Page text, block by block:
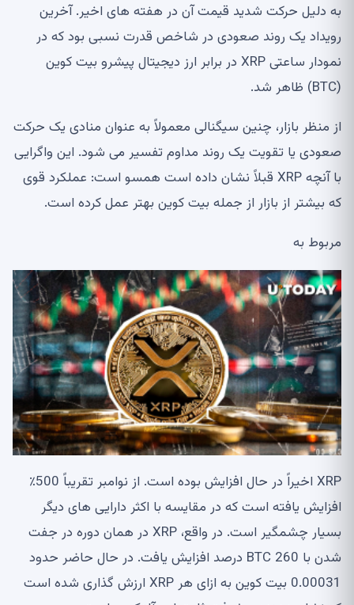
به دلیل حرکت شدید قیمت آن در هفته های اخیر. آخرین
رویداد یک روند صعودی در شاخص قدرت نسبی بود که در
نمودار ساعتی XRP در برابر ارز دیجیتال پیشرو بیت کوین
(BTC) ظاهر شد.
از منظر بازار، چنین سیگنالی معمولاً به عنوان منادی یک حرکت
صعودی یا تقویت یک روند مداوم تفسیر می شود. این واگرایی
با آنچه XRP قبلاً نشان داده است همسو است: عملکرد قوی
که بیشتر از بازار از جمله بیت کوین بهتر عمل کرده است.
مربوط به
XRP اخیراً در حال افزایش بوده است. از نوامبر تقریباً 500٪
افزایش یافته است که در مقایسه با اکثر دارایی های دیگر
بسیار چشمگیر است. در واقع، XRP در همان دوره در جفت
شدن با BTC 260 درصد افزایش یافت. در حال حاضر حدود
0.00031 بیت کوین به ازای هر XRP ارزش گذاری شده است